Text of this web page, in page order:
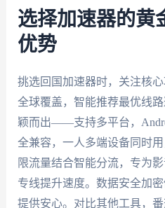
选择加速器的黄
优势
挑选回国加速器时，关注核
全球覆盖，智能推荐最优线路
颖而出——支持多平台，
全兼容，一人多端设备同时
限流量结合智能分流，专为
专线提升速度。数据安全加
提供安心。对比其他工具，